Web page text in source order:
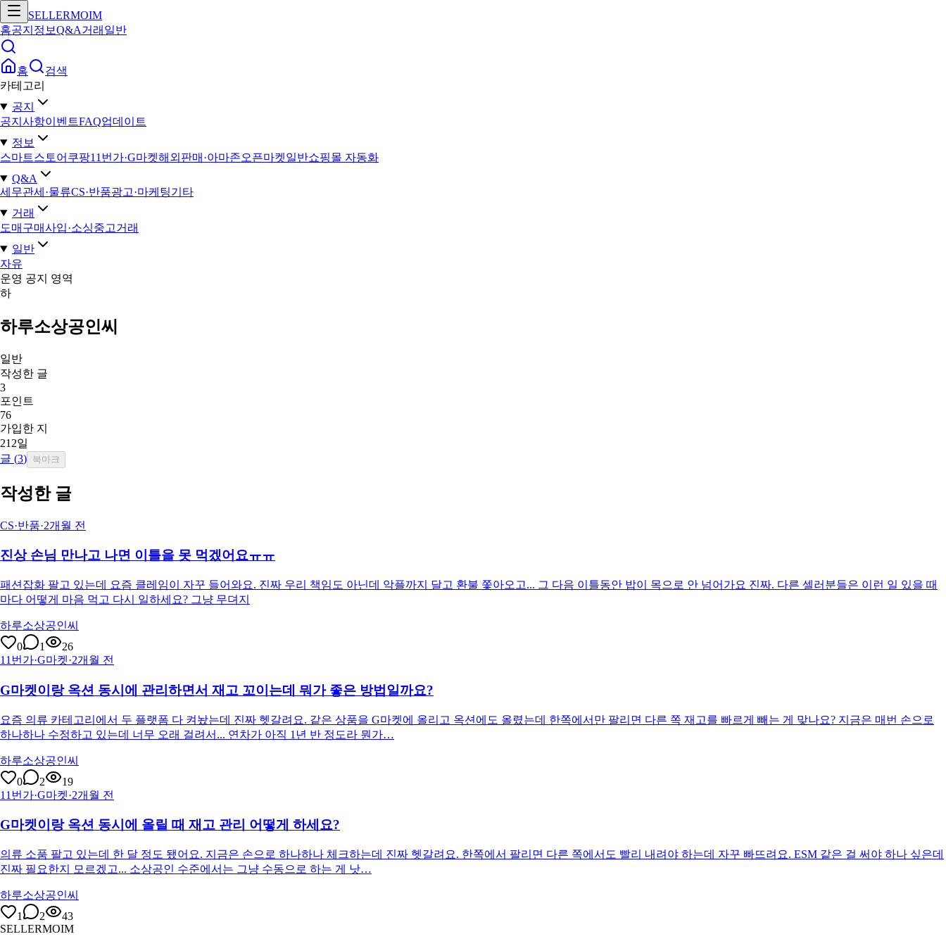
SELLERMOIM
홈공지 정보Q&A거래 일반
홈
검색
카테고리
공지
공지사항이벤트FAQ업데이트
정보
스마트스토어 쿠팡11번가·G마켓해외판매·아마존오픈마켓일반쇼핑몰 자동화
Q&A
세무관세·물류CS·반품광고·마케팅기타
거래
도매구매사입·소싱중고거래
일반
자유
운영 공지 영역
하
하루소상공인씨
일반
작성한 글
3
포인트
76
가입한 지
212일
글 (3) 북마크
작성한 글
CS·반품·2개월 전
진상 손님 만나고 나면 이틀을 못 먹겠어요ㅠㅠ
패션잡화 팔고 있는데 요즘 클레임이 자꾸 들어와요. 진짜 우리 책임도 아닌데 악플까지 달고 환불 쫓아오고... 그 다음 이틀동안 밥이 목으로 안 넘어가요 진짜. 다른 셀러분들은 이런 일 있을 때
마다 어떻게 마음 먹고 다시 일하세요? 그냥 무뎌지
하루소상공인씨
0
1
26
11번가·G마켓·2개월 전
G마켓이랑 옥션 동시에 관리하면서 재고 꼬이는데 뭐가 좋은 방법일까요?
요즘 의류 카테고리에서 두 플랫폼 다 켜놨는데 진짜 헷갈려요. 같은 상품을 G마켓에 올리고 옥션에도 올렸는데 한쪽에서만 팔리면 다른 쪽 재고를 빠르게 빼는 게 맞나요? 지금은 매번 손으로
하나하나 수정하고 있는데 너무 오래 걸려서... 연차가 아직 1년 반 정도라 뭔가…
하루소상공인씨
0
2
19
11번가·G마켓·2개월 전
G마켓이랑 옥션 동시에 올릴 때 재고 관리 어떻게 하세요?
의류 소품 팔고 있는데 한 달 정도 됐어요. 지금은 손으로 하나하나 체크하는데 진짜 헷갈려요. 한쪽에서 팔리면 다른 쪽에서도 빨리 내려야 하는데 자꾸 빠뜨려요. ESM 같은 걸 써야 하나 싶은데
진짜 필요한지 모르겠고... 소상공인 수준에서는 그냥 수동으로 하는 게 낫…
하루소상공인씨
1
2
43
SELLERMOIM